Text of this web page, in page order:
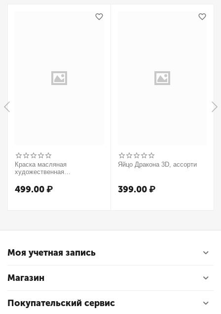
Краска масляная
художественная
37мл, туба, оранжевый
499.00₽
Яйцо Дракона 3D, ассорти
399.00₽
Моя учетная запись
Магазин
Покупательский сервис